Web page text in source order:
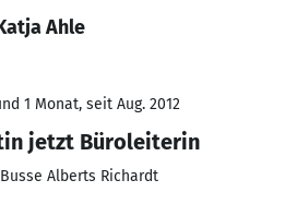
Ahle
1 Monat, seit Aug. 2012
jetzt Büroleiterin
Alberts Richardt